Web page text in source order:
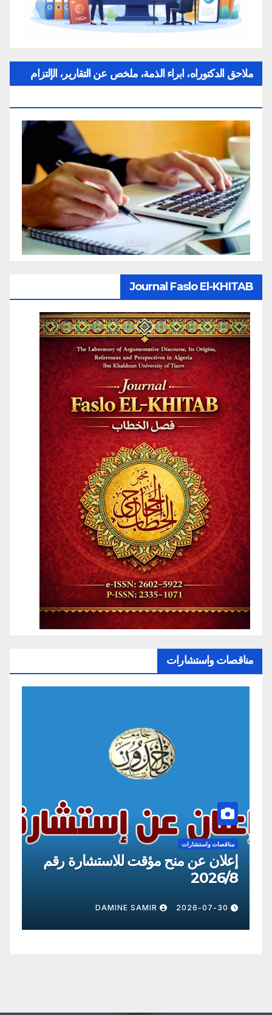
ملاحق الدكتوراه، ابراء الذمة، ملخص عن التقارير، الإلتزام
Journal Faslo El-KHITAB
مناقصات واستشارات
مناقصات واستشارات
إعلان عن منح مؤقت للاستشارة رقم
2026/8
2026-07-30
DAMINE SAMIR